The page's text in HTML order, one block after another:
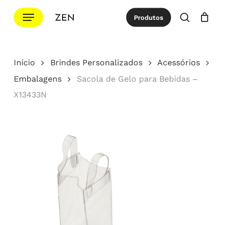
para
principal
Menu Produtos
procurar
Cotação Close
Início Brindes Personalizados
Acessórios
Embalagens
Sacola de Gelo para Bebidas –
X13433N